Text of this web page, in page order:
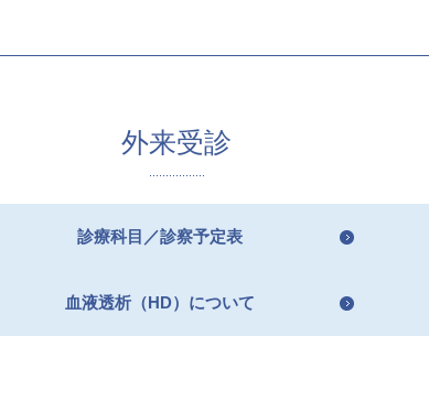
外来受診
診療科目／診察予定表
血液透析（HD）について